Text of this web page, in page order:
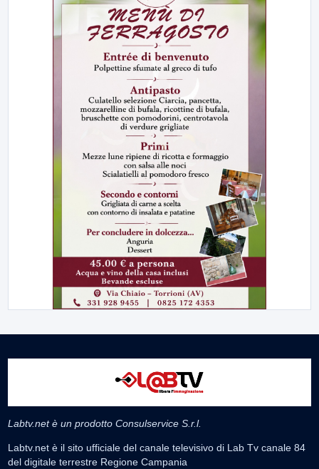
Labtv.net è un prodotto Consulservice S.r.l.
Labtv.net è il sito ufficiale del canale televisivo di Lab Tv canale 84
del digitale terrestre Regione Campania